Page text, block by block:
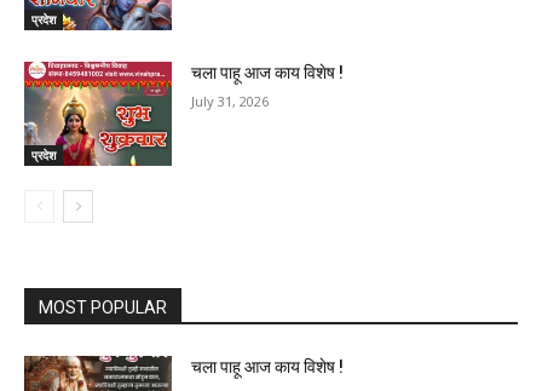
प्रदेश
प्रदेश
चला पाहू आज काय विशेष !
July 31, 2026
MOST POPULAR
चला पाहू आज काय विशेष !